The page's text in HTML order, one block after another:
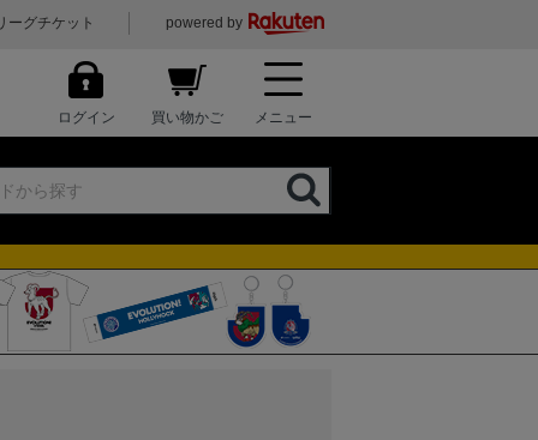
ーグチケット powered by
ログイン 買い物かご メニュー